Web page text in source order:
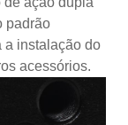
padrão
a instalação do
acessórios.